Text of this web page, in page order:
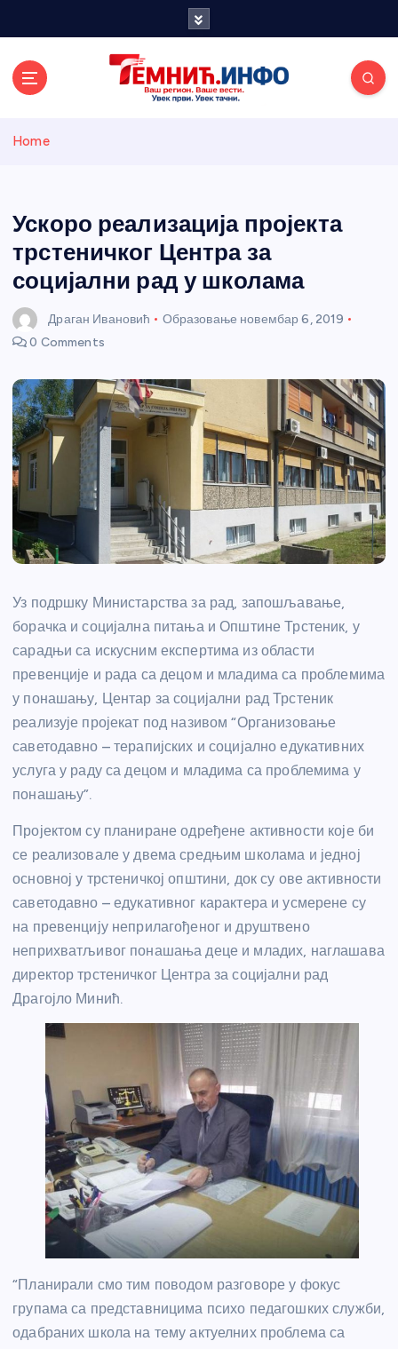
и портал
Home
Ускоро реализација пројекта
трстеничког Центра за
социјални рад у школама
Драган Ивановић Образовање новембар 6, 2019
0 Comments
Уз подршку Министарства за рад, запошљавање,
борачка и социјална питања и Општине Трстеник, у
сарадњи са искусним експертима из области
превенције и рада са децом и младима са проблемима
у понашању, Центар за социјални рад Трстеник
реализује пројекат под називом “Организовање
саветодавно – терапијских и социјално едукативних
услуга у раду са децом и младима са проблемима у
понашању”.
Пројектом су планиране одређене активности које би
се реализовале у двема средњим школама и једној
основној у трстеничкој општини, док су ове активности
саветодавно – едукативног карактера и усмерене су
на превенцију неприлагођеног и друштвено
неприхватљивог понашања деце и младих, наглашава
директор трстеничког Центра за социјални рад
Драгојло Минић.
“Планирали смо тим поводом разговоре у фокус
групама са представницима психо педагошких служби,
одабраних школа на тему актуелних проблема са